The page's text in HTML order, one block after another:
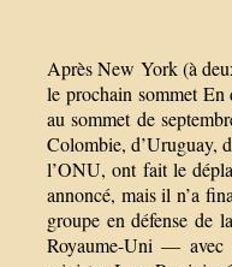
Après New York (à
le prochain sommet En
au sommet de
Colombie, d’Uruguay,
l’ONU, ont fait le
annoncé, mais il n’a
groupe en défense
Royaume-Uni —